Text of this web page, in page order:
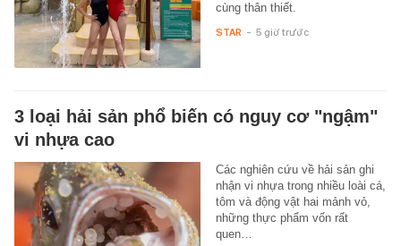
cùng thân thiết.
STAR - 5 giờ trước
3 loại hải sản phổ biến có nguy cơ "ngậm"
vi nhựa cao
Các nghiên cứu về hải sản ghi
nhận vi nhựa trong nhiều loài cá,
tôm và động vật hai mảnh vỏ,
những thực phẩm vốn rất
quen…